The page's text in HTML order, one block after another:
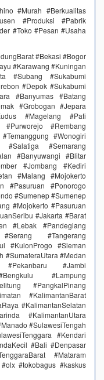
#Murah #Berkualitas
#Produksi #Pabrik
#Toko #Pesan #Usaha
#Bekasi #Bogor
#Karawang #Kuningan
#Subang #Sukabumi
#Depok #Sukabumi
#Banyumas #Batang
#Grobogan #Jepara
#Magelang #Pati
#Rembang
#Wonogiri
#Salatiga #Semarang
#Banyuwangi #Blitar
#Jombang #Kediri
#Malang #Mojokerto
#Pasuruan #Ponorogo
#Sumenep #Sumenep
#Mojokerto #Pasuruan
#Jakarta #Barat
#Lebak #Pandeglang
#Tangerang
#KulonProgo #Sleman
#SumateraUtara #Medan
#Jambi
#Lampung
#PangkalPinang
#KalimantanBarat
#KalimantanSelatan
#KalimantanUtara
#SulawesiTengah
#Kendari
#Bali #Denpasar
#Mataram
#tokobagus #kaskus